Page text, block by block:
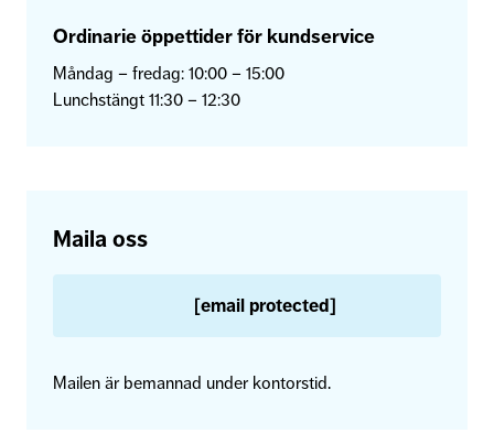
Ordinarie öppettider för kundservice
Måndag – fredag: 10:00 – 15:00
Lunchstängt 11:30 – 12:30
Maila oss
[email protected]
Mailen är bemannad under kontorstid.